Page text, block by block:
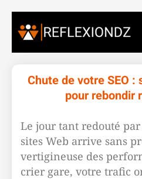
Chute de votre SEO
pour rebondir
Le jour tant redouté
sites Web arrive sans
vertigineuse des
crier gare, votre trafic